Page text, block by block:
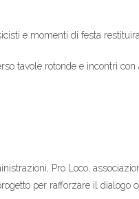
e momenti di festa
tavole rotonde e incontri
Pro Loco,
per rafforzare il dialogo